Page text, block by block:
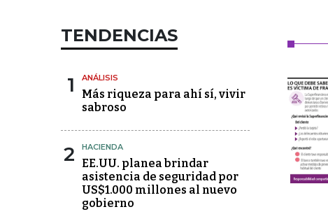
TENDENCIAS
1 ANÁLISIS
Más riqueza para ahí sí, vivir
sabroso
2 HACIENDA
EE.UU. planea brindar
asistencia de seguridad por
US$1.000 millones al nuevo
gobierno